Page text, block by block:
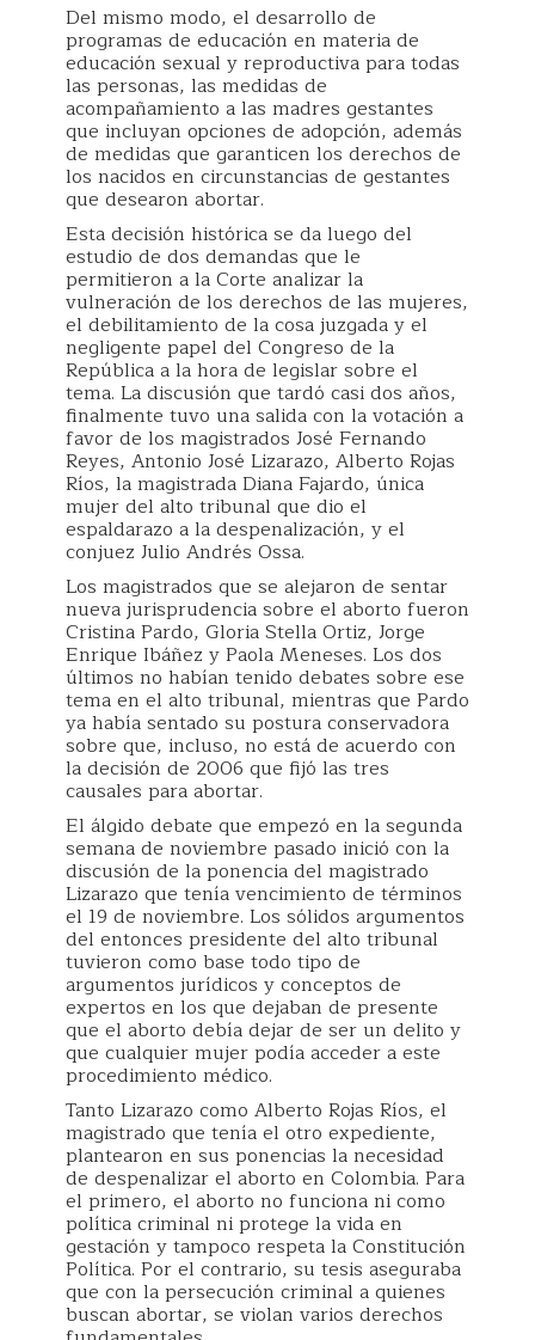
Del mismo modo, el desarrollo de
programas de educación en materia de
educación sexual y reproductiva para todas
las personas, las medidas de
acompañamiento a las madres gestantes
que incluyan opciones de adopción, además
de medidas que garanticen los derechos de
los nacidos en circunstancias de gestantes
que desearon abortar.
Esta decisión histórica se da luego del
estudio de dos demandas que le
permitieron a la Corte analizar la
vulneración de los derechos de las mujeres,
el debilitamiento de la cosa juzgada y el
negligente papel del Congreso de la
República a la hora de legislar sobre el
tema. La discusión que tardó casi dos años,
finalmente tuvo una salida con la votación a
favor de los magistrados José Fernando
Reyes, Antonio José Lizarazo, Alberto Rojas
Ríos, la magistrada Diana Fajardo, única
mujer del alto tribunal que dio el
espaldarazo a la despenalización, y el
conjuez Julio Andrés Ossa.
Los magistrados que se alejaron de sentar
nueva jurisprudencia sobre el aborto fueron
Cristina Pardo, Gloria Stella Ortiz, Jorge
Enrique Ibáñez y Paola Meneses. Los dos
últimos no habían tenido debates sobre ese
tema en el alto tribunal, mientras que Pardo
ya había sentado su postura conservadora
sobre que, incluso, no está de acuerdo con
la decisión de 2006 que fijó las tres
causales para abortar.
El álgido debate que empezó en la segunda
semana de noviembre pasado inició con la
discusión de la ponencia del magistrado
Lizarazo que tenía vencimiento de términos
el 19 de noviembre. Los sólidos argumentos
del entonces presidente del alto tribunal
tuvieron como base todo tipo de
argumentos jurídicos y conceptos de
expertos en los que dejaban de presente
que el aborto debía dejar de ser un delito y
que cualquier mujer podía acceder a este
procedimiento médico.
Tanto Lizarazo como Alberto Rojas Ríos, el
magistrado que tenía el otro expediente,
plantearon en sus ponencias la necesidad
de despenalizar el aborto en Colombia. Para
el primero, el aborto no funciona ni como
política criminal ni protege la vida en
gestación y tampoco respeta la Constitución
Política. Por el contrario, su tesis aseguraba
que con la persecución criminal a quienes
buscan abortar, se violan varios derechos